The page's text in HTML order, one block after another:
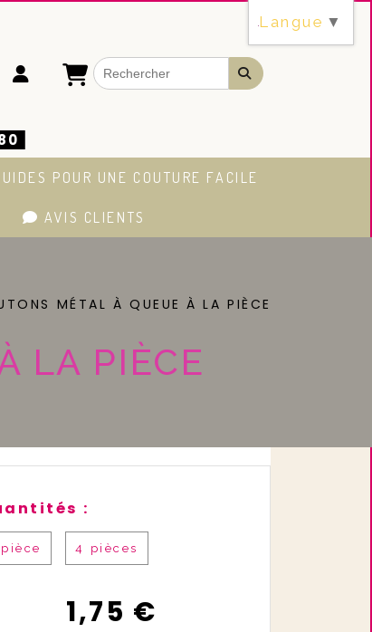
POUR UNE COUTURE FACILE
AVIS CLIENTS
MÉTAL À QUEUE À LA PIÈCE
LA PIÈCE
:
4 pièces
1,75 €
Langue ▼